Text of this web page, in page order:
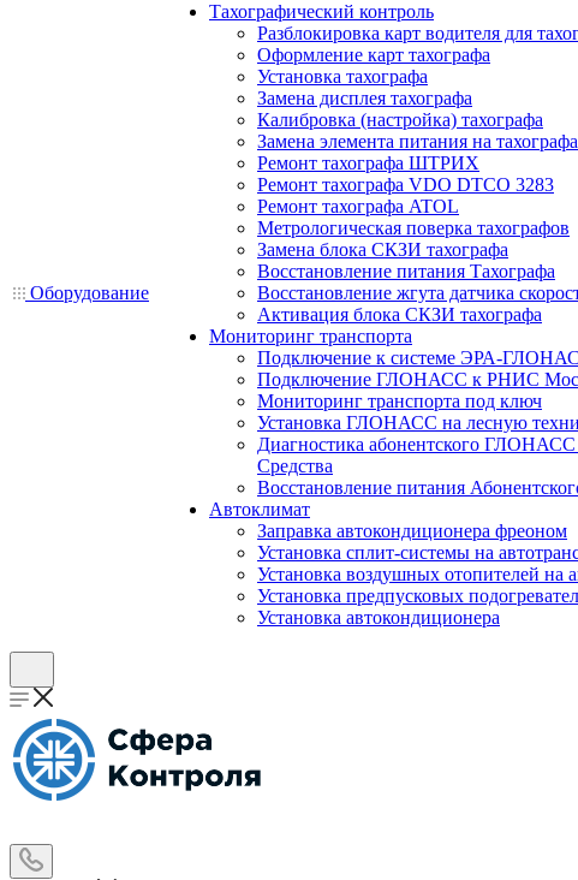
Оборудование
Тахографический контроль
Разблокировка карт водителя для
Оформление карт тахографа
Установка тахографа
Замена дисплея тахографа
Калибровка (настройка) тахографа
Замена элемента питания на
Ремонт тахографа ШТРИХ
Ремонт тахографа VDO DTCO 3283
Ремонт тахографа ATOL
Метрологическая поверка тахографов
Замена блока СКЗИ тахографа
Восстановление питания Тахографа
Восстановление жгута датчика
Активация блока СКЗИ тахографа
Мониторинг транспорта
Подключение к системе ЭРА-
Подключение ГЛОНАСС к РНИС
Мониторинг транспорта под ключ
Установка ГЛОНАСС на лесную
Диагностика абонентского ГЛОНАСС
Средства
Восстановление питания
Автоклимат
Заправка автокондиционера фреоном
Установка сплит-системы на
Установка воздушных отопителей на
Установка предпусковых
Установка автокондиционера